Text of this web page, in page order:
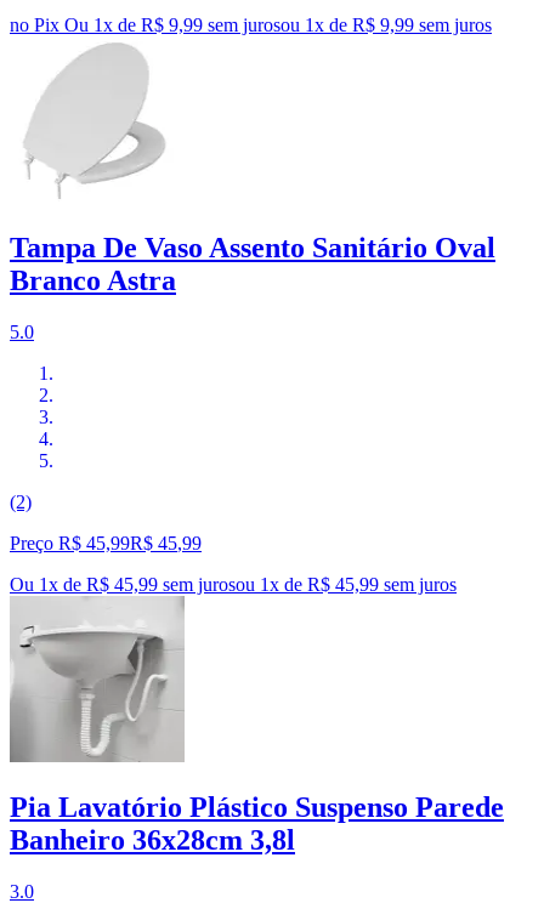
no Pix Ou 1x de R$ 9,99 sem jurosou 1x de R$ 9,99 sem juros
Tampa De Vaso Assento Sanitário Oval
Branco Astra
5.0
(2)
Preço R$ 45,99R$ 45,99
Ou 1x de R$ 45,99 sem jurosou 1x de R$ 45,99 sem juros
Pia Lavatório Plástico Suspenso Parede
Banheiro 36x28cm 3,8l
3.0